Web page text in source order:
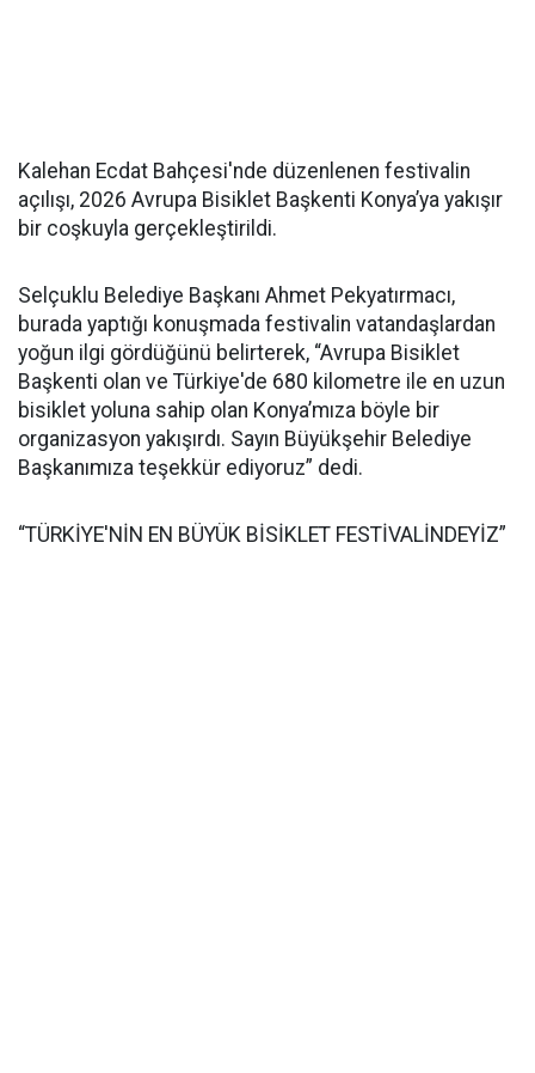
Kalehan Ecdat Bahçesi'nde düzenlenen festivalin
açılışı, 2026 Avrupa Bisiklet Başkenti Konya’ya yakışır
bir coşkuyla gerçekleştirildi.
Selçuklu Belediye Başkanı Ahmet Pekyatırmacı,
burada yaptığı konuşmada festivalin vatandaşlardan
yoğun ilgi gördüğünü belirterek, “Avrupa Bisiklet
Başkenti olan ve Türkiye'de 680 kilometre ile en uzun
bisiklet yoluna sahip olan Konya’mıza böyle bir
organizasyon yakışırdı. Sayın Büyükşehir Belediye
Başkanımıza teşekkür ediyoruz” dedi.
“TÜRKİYE'NİN EN BÜYÜK BİSİKLET FESTİVALİNDEYİZ”